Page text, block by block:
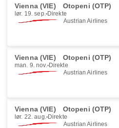
Vienna (VIE) Otopeni (OTP)
lør. 19. sep. Direkte
Austrian Airlines
Vienna (VIE) Otopeni (OTP)
man. 9. nov. Direkte
Austrian Airlines
Vienna (VIE) Otopeni (OTP)
lør. 22. aug. Direkte
Austrian Airlines